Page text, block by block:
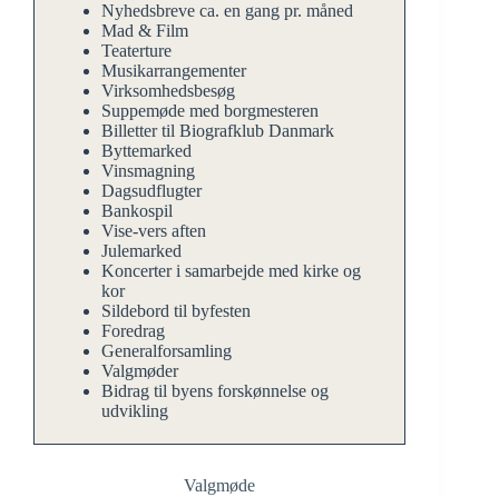
Nyhedsbreve ca. en gang pr. måned
Mad & Film
Teaterture
Musikarrangementer
Virksomhedsbesøg
Suppemøde med borgmesteren
Billetter til Biografklub Danmark
Byttemarked
Vinsmagning
Dagsudflugter
Bankospil
Vise-vers aften
Julemarked
Koncerter i samarbejde med kirke og
kor
Sildebord til byfesten
Foredrag
Generalforsamling
Valgmøder
Bidrag til byens forskønnelse og
udvikling
Valgmøde